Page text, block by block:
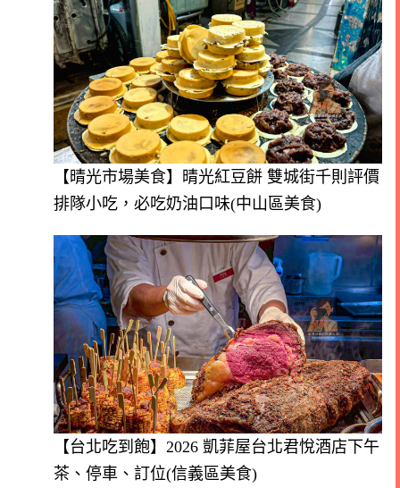
【晴光市場美食】晴光紅豆餅 雙城街千則評價
排隊小吃，必吃奶油口味(中山區美食)
【台北吃到飽】2026 凱菲屋台北君悅酒店下午
茶、停車、訂位(信義區美食)